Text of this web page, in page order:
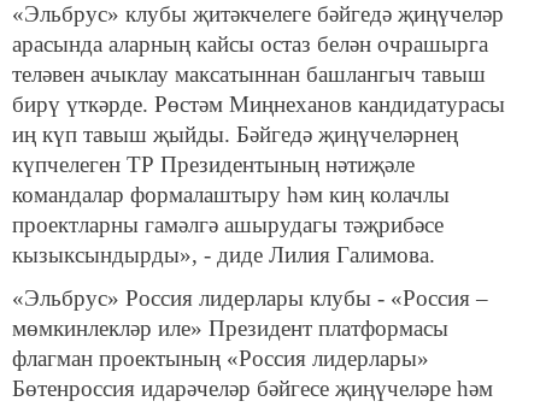
«Эльбрус» клубы җитәкчелеге бәйгедә җиңүчеләр
арасында аларның кайсы остаз белән очрашырга
теләвен ачыклау максатыннан башлангыч тавыш
бирү үткәрде. Рөстәм Миңнеханов кандидатурасы
иң күп тавыш җыйды. Бәйгедә җиңүчеләрнең
күпчелеген ТР Президентының нәтиҗәле
командалар формалаштыру һәм киң колачлы
проектларны гамәлгә ашырудагы тәҗрибәсе
кызыксындырды», - диде Лилия Галимова.
«Эльбрус» Россия лидерлары клубы - «Россия –
мөмкинлекләр иле» Президент платформасы
флагман проектының «Россия лидерлары»
Бөтенроссия идарәчеләр бәйгесе җиңүчеләре һәм